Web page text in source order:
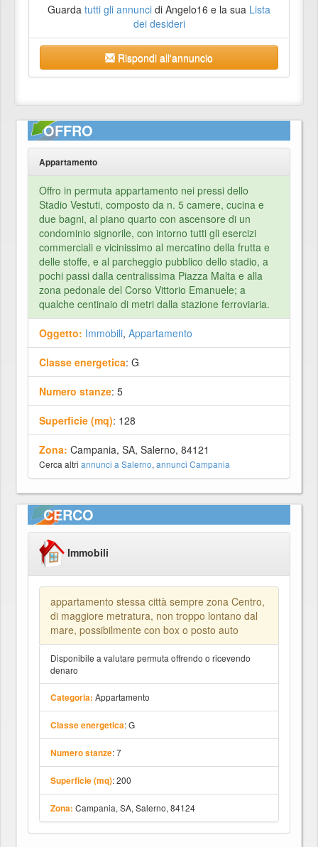
Guarda tutti gli annunci di Angelo16 e la sua Lista
dei desideri
Rispondi all'annuncio
OFFRO
Appartamento
Offro in permuta appartamento nei pressi dello
Stadio Vestuti, composto da n. 5 camere, cucina e
due bagni, al piano quarto con ascensore di un
condominio signorile, con intorno tutti gli esercizi
commerciali e vicinissimo al mercatino della frutta e
delle stoffe, e al parcheggio pubblico dello stadio, a
pochi passi dalla centralissima Piazza Malta e alla
zona pedonale del Corso Vittorio Emanuele; a
qualche centinaio di metri dalla stazione ferroviaria.
Oggetto: Immobili, Appartamento
Classe energetica: G
Numero stanze: 5
Superficie (mq): 128
Zona: Campania, SA, Salerno, 84121
Cerca altri annunci a Salerno, annunci Campania
CERCO
Immobili
appartamento stessa città sempre zona Centro,
di maggiore metratura, non troppo lontano dal
mare, possibilmente con box o posto auto
Disponibile a valutare permuta offrendo o ricevendo
denaro
Categoria: Appartamento
Classe energetica: G
Numero stanze: 7
Superficie (mq): 200
Zona: Campania, SA, Salerno, 84124